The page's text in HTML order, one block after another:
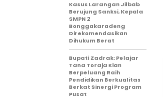
Kasus Larangan Jilbab
Berujung Sanksi, Kepala
SMPN 2
Bonggakaradeng
Direkomendasikan
Dihukum Berat
Bupati Zadrak: Pelajar
Tana Toraja Kian
Berpeluang Raih
Pendidikan Berkualitas
Berkat Sinergi Program
Pusat